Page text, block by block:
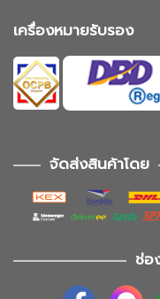
เครื่องหมายรับรอง
จัดส่งสินค้าโดย
ช่อ